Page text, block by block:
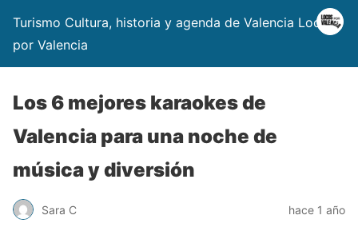
Turismo Cultura, historia y agenda de Valencia Locos
por Valencia
Los 6 mejores karaokes de
Valencia para una noche de
música y diversión
Sara C hace 1 año